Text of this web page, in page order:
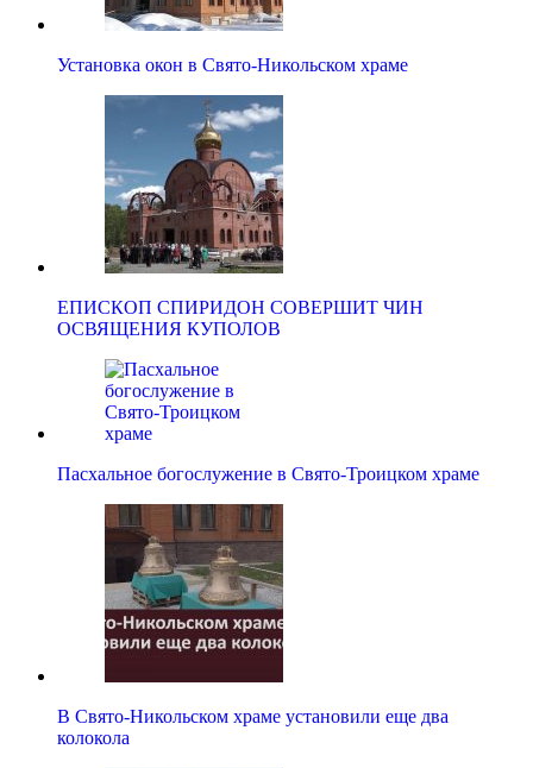
Установка окон в Свято-Никольском храме
ЕПИСКОП СПИРИДОН СОВЕРШИТ ЧИН
ОСВЯЩЕНИЯ КУПОЛОВ
Пасхальное богослужение в Свято-Троицком храме
В Свято-Никольском храме установили еще два
колокола